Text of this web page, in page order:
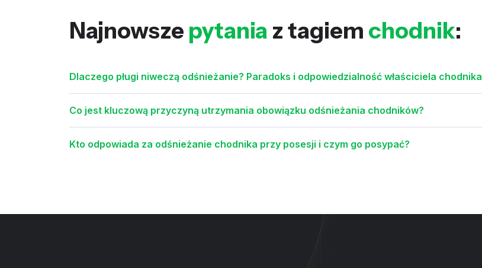
Najnowsze pytania z tagiem chodnik:
Dlaczego pługi niweczą odśnieżanie? Paradoks i odpowiedzialność właściciela chodnika
Co jest kluczową przyczyną utrzymania obowiązku odśnieżania chodników?
Kto odpowiada za odśnieżanie chodnika przy posesji i czym go posypać?